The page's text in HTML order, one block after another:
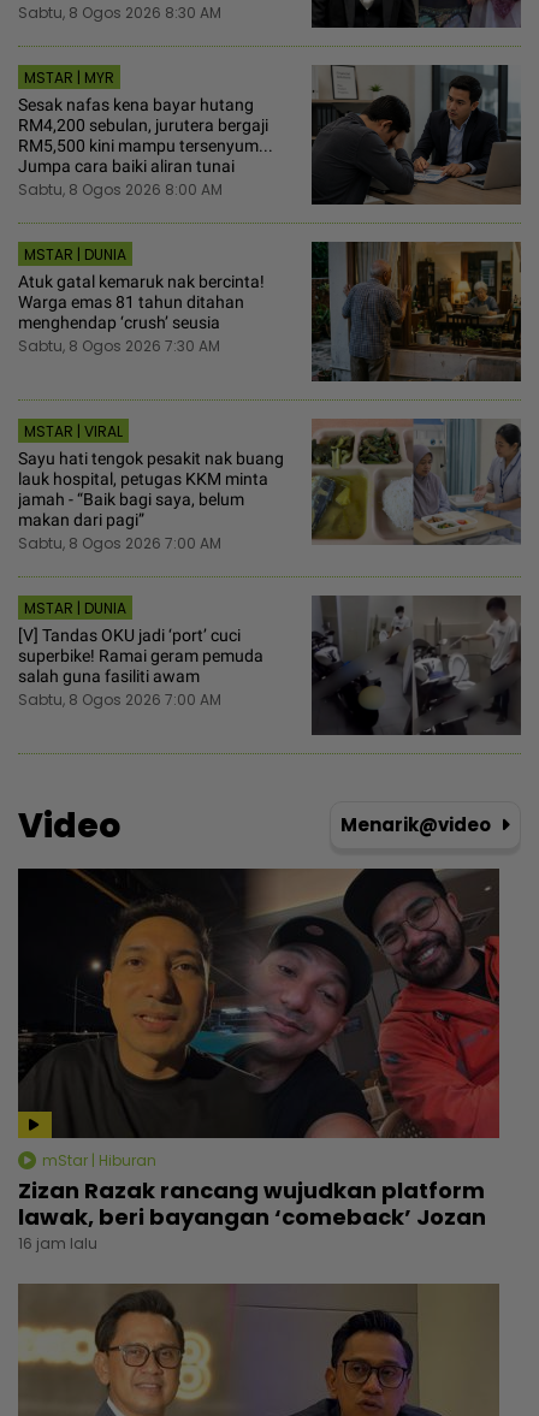
Sabtu, 8 Ogos 2026 8:30 AM
MSTAR | MYR
Sesak nafas kena bayar hutang
RM4,200 sebulan, jurutera bergaji
RM5,500 kini mampu tersenyum...
Jumpa cara baiki aliran tunai
Sabtu, 8 Ogos 2026 8:00 AM
MSTAR | DUNIA
Atuk gatal kemaruk nak bercinta!
Warga emas 81 tahun ditahan
menghendap ‘crush’ seusia
Sabtu, 8 Ogos 2026 7:30 AM
MSTAR | VIRAL
Sayu hati tengok pesakit nak buang
lauk hospital, petugas KKM minta
jamah - “Baik bagi saya, belum
makan dari pagi”
Sabtu, 8 Ogos 2026 7:00 AM
MSTAR | DUNIA
[V] Tandas OKU jadi ‘port’ cuci
superbike! Ramai geram pemuda
salah guna fasiliti awam
Sabtu, 8 Ogos 2026 7:00 AM
Video Menarik@video
mStar | Hiburan
Zizan Razak rancang wujudkan platform
lawak, beri bayangan ‘comeback’ Jozan
16 jam lalu